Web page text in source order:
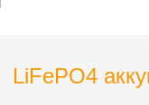
LiFePO4